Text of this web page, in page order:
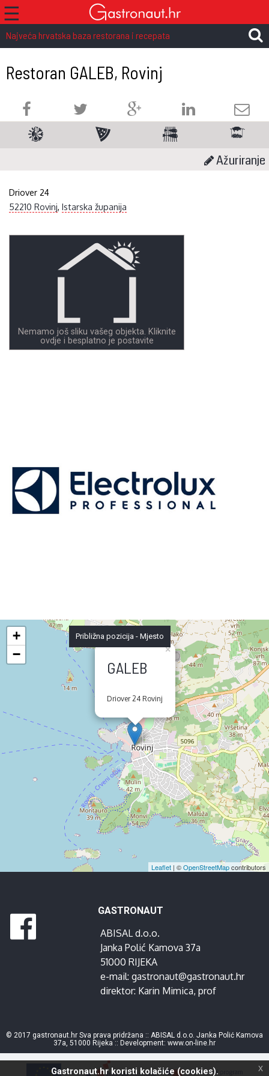
☰
Najveća hrvatska baza restorana i recepata
Restoran GALEB, Rovinj
Ažuriranje
Driover 24
52210 Rovinj,Istarska županija
Nemamo još sliku vašeg objekta. Kliknite
ovdje i besplatno je postavite
GALEB
Driover 24 Rovinj
×
+
−
Leaflet | ©OpenStreetMapcontributors
Približna pozicija - Mjesto
GASTRONAUT
ABISAL d.o.o.
Janka Polić Kamova 37a
51000 RIJEKA
e-mail: gastronaut@gastronaut.hr
direktor: Karin Mimica, prof
© 2017 gastronaut.hr Sva prava pridržana :: ABISAL d.o.o. Janka Polić Kamova
37a, 51000 Rijeka :: Development: www.on-line.hr
Gastronaut.hr koristi kolačiće (cookies). x